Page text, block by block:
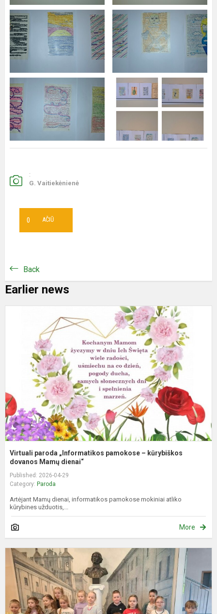
:
G. Vaitiekėnienė
AČIŪ
0
Back
Earlier news
Virtuali paroda „Informatikos pamokose – kūrybiškos
dovanos Mamų dienai“
Published: 2026-04-29
Category: Paroda
Artėjant Mamų dienai, informatikos pamokose mokiniai atliko
kūrybines užduotis,...
More